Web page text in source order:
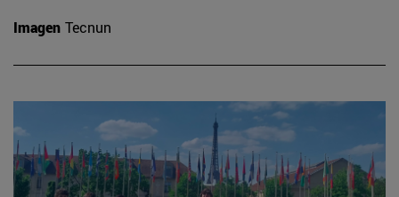
Imagen Tecnun